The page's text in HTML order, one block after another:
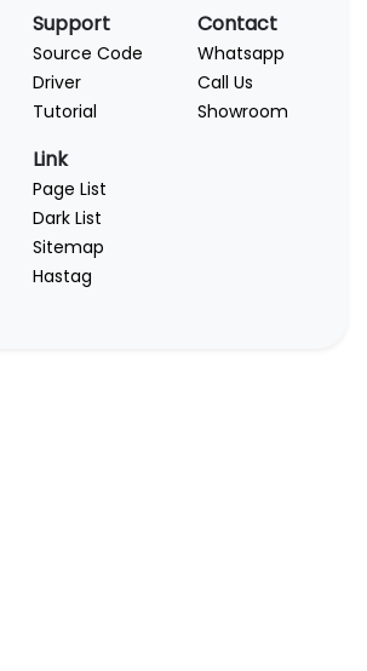
Support
Source Code
Driver
Tutorial
Link
Page List
Dark List
Sitemap
Hastag
Contact
Whatsapp
Call Us
Showroom